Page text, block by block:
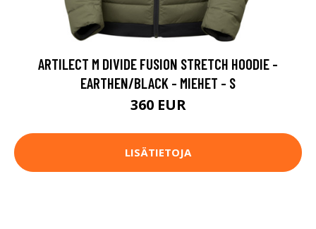
ARTILECT M DIVIDE FUSION STRETCH HOODIE -
EARTHEN/BLACK - MIEHET - S
360 EUR
LISÄTIETOJA